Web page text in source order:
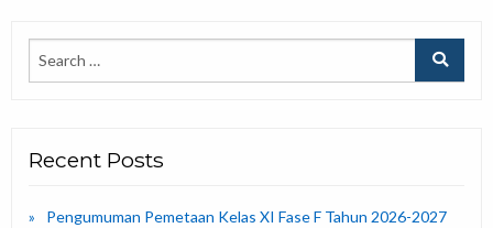
Recent Posts
Pengumuman Pemetaan Kelas XI Fase F Tahun 2026-2027